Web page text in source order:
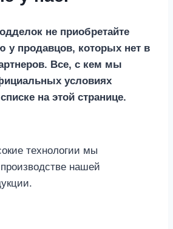
не приобретайте
у продавцов, которых нет в
Все, с кем мы
условиях
на этой странице.
технологии мы
нашей